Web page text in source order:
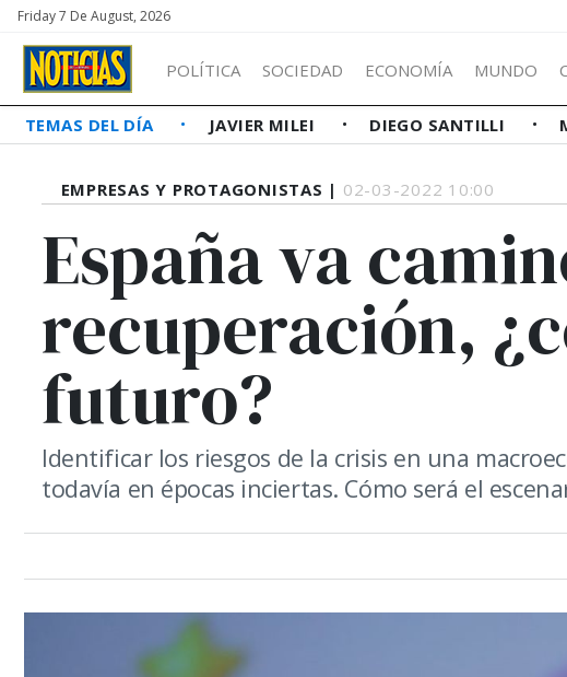
Friday 7 De August, 2026
POLÍTICA SOCIEDAD ECONOMÍA MUNDO
TEMAS DEL DÍA JAVIER MILEI DIEGO SANTILLI
EMPRESAS Y PROTAGONISTAS | 02-03-2022 10:00
España va
recuperación,
futuro?
Identificar los riesgos de la crisis en una
todavía en épocas inciertas. Cómo será el